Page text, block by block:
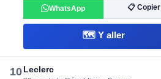
WhatsApp 📋 Copier
🗺️ Y aller
10Leclerc